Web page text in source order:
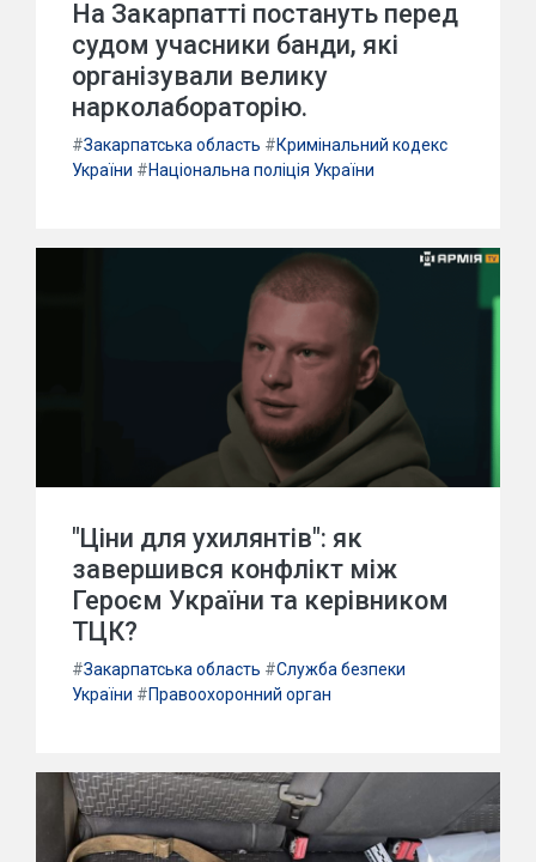
На Закарпатті постануть перед
судом учасники банди, які
організували велику
нарколабораторію.
#Закарпатська область #Кримінальний кодекс
України #Національна поліція України
"Ціни для ухилянтів": як
завершився конфлікт між
Героєм України та керівником
ТЦК?
#Закарпатська область #Служба безпеки
України #Правоохоронний орган